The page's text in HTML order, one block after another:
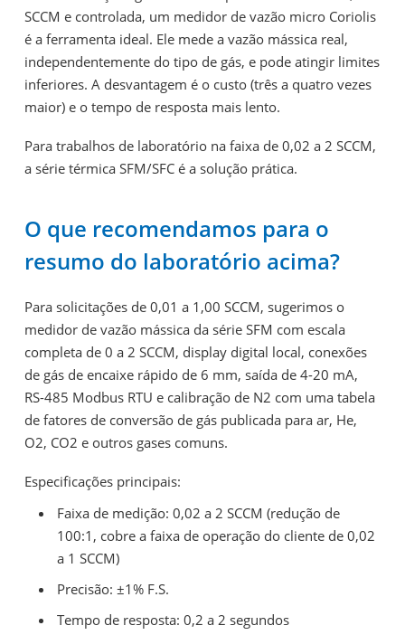
SCCM e controlada, um medidor de vazão micro Coriolis
é a ferramenta ideal. Ele mede a vazão mássica real,
independentemente do tipo de gás, e pode atingir limites
inferiores. A desvantagem é o custo (três a quatro vezes
maior) e o tempo de resposta mais lento.
Para trabalhos de laboratório na faixa de 0,02 a 2 SCCM,
a série térmica SFM/SFC é a solução prática.
O que recomendamos para o
resumo do laboratório acima?
Para solicitações de 0,01 a 1,00 SCCM, sugerimos o
medidor de vazão mássica da série SFM com escala
completa de 0 a 2 SCCM, display digital local, conexões
de gás de encaixe rápido de 6 mm, saída de 4-20 mA,
RS-485 Modbus RTU e calibração de N2 com uma tabela
de fatores de conversão de gás publicada para ar, He,
O2, CO2 e outros gases comuns.
Especificações principais:
Faixa de medição: 0,02 a 2 SCCM (redução de
100:1, cobre a faixa de operação do cliente de 0,02
a 1 SCCM)
Precisão: ±1% F.S.
Tempo de resposta: 0,2 a 2 segundos